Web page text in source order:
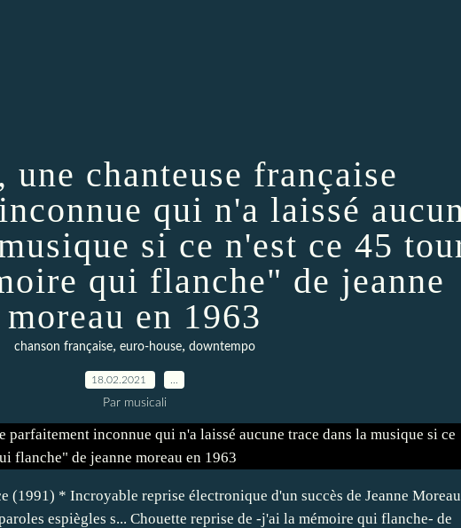
une chanteuse française
qui n'a laissé
si ce n'est ce 45
qui flanche" de jeanne
moreau en 1963
chanson française, euro-house, downtempo
18.02.2021
Par musicali
(1991) * Incroyable reprise électronique d'un succès de Jeanne Moreau
espiègles s... Chouette reprise de -j'ai la mémoire qui flanche- de